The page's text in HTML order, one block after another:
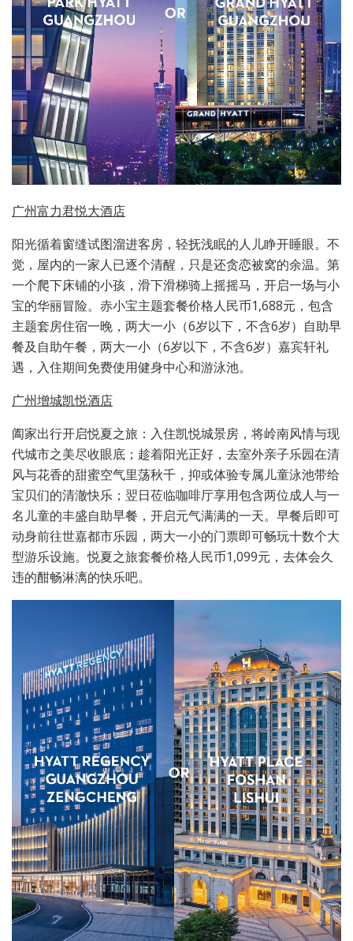
广州富力君悦大酒店
阳光循着窗缝试图溜进客房，轻抚浅眠的人儿睁开睡眼。不
觉，屋内的一家人已逐个清醒，只是还贪恋被窝的余温。第
一个爬下床铺的小孩，滑下滑梯骑上摇摇马，开启一场与小
宝的华丽冒险。赤小宝主题套餐价格人民币1,688元，包含
主题套房住宿一晚，两大一小（6岁以下，不含6岁）自助早
餐及自助午餐，两大一小（6岁以下，不含6岁）嘉宾轩礼
遇，入住期间免费使用健身中心和游泳池。
广州增城凯悦酒店
阖家出行开启悦夏之旅：入住凯悦城景房，将岭南风情与现
代城市之美尽收眼底；趁着阳光正好，去室外亲子乐园在清
风与花香的甜蜜空气里荡秋千，抑或体验专属儿童泳池带给
宝贝们的清澈快乐；翌日莅临咖啡厅享用包含两位成人与一
名儿童的丰盛自助早餐，开启元气满满的一天。早餐后即可
动身前往世嘉都市乐园，两大一小的门票即可畅玩十数个大
型游乐设施。悦夏之旅套餐价格人民币1,099元，去体会久
违的酣畅淋漓的快乐吧。